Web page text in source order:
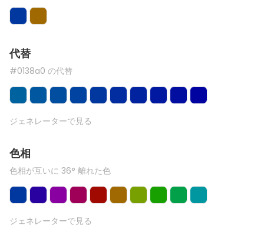
代替
#0138a0 の代替
ジェネレーターで見る
色相
色相が互いに 36° 離れた色
ジェネレーターで見る